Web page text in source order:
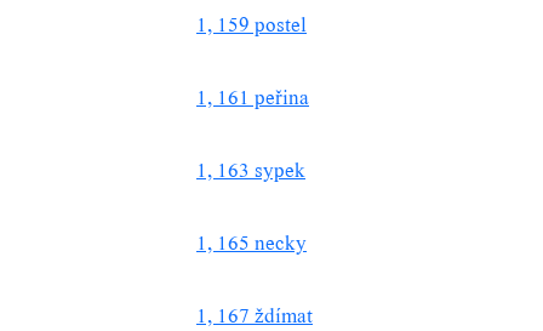
1, 159 postel
1, 161 peřina
1, 163 sypek
1, 165 necky
1, 167 ždímat